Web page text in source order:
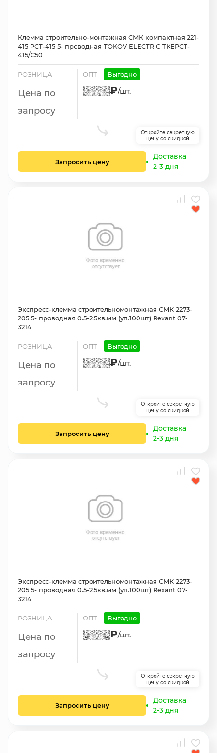
Клемма строительно-монтажная СМК компактная 221-
415 PCT-415 5- проводная TOKOV ELECTRIC TKEPCT-
415/C50
РОЗНИЦА
Цена по
запросу
ОПТ Выгодно
₽/шт.
Откройте секретную
цену со скидкой
Запросить цену
Доставка
2-3 дня
Экспресс-клемма строительномонтажная СМК 2273-
205 5- проводная 0.5-2.5кв.мм (уп.100шт) Rexant 07-
3214
РОЗНИЦА
Цена по
запросу
ОПТ Выгодно
₽/шт.
Откройте секретную
цену со скидкой
Запросить цену
Доставка
2-3 дня
Экспресс-клемма строительномонтажная СМК 2273-
205 5- проводная 0.5-2.5кв.мм (уп.100шт) Rexant 07-
3214
РОЗНИЦА
Цена по
запросу
ОПТ Выгодно
₽/шт.
Откройте секретную
цену со скидкой
Запросить цену
Доставка
2-3 дня